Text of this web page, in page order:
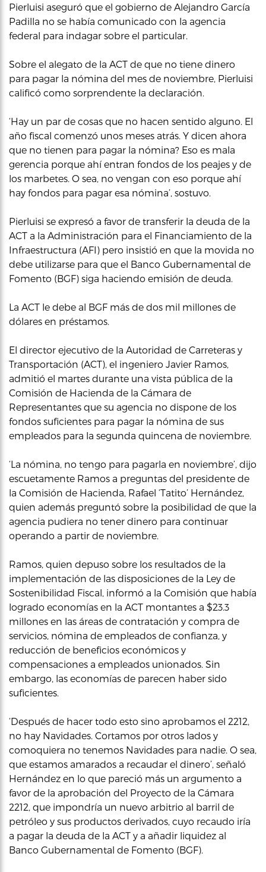
Pierluisi aseguró que el gobierno de Alejandro García
Padilla no se había comunicado con la agencia
federal para indagar sobre el particular.
Sobre el alegato de la ACT de que no tiene dinero
para pagar la nómina del mes de noviembre, Pierluisi
calificó como sorprendente la declaración.
‘Hay un par de cosas que no hacen sentido alguno. El
año fiscal comenzó unos meses atrás. Y dicen ahora
que no tienen para pagar la nómina? Eso es mala
gerencia porque ahí entran fondos de los peajes y de
los marbetes. O sea, no vengan con eso porque ahí
hay fondos para pagar esa nómina’, sostuvo.
Pierluisi se expresó a favor de transferir la deuda de la
ACT a la Administración para el Financiamiento de la
Infraestructura (AFI) pero insistió en que la movida no
debe utilizarse para que el Banco Gubernamental de
Fomento (BGF) siga haciendo emisión de deuda.
La ACT le debe al BGF más de dos mil millones de
dólares en préstamos.
El director ejecutivo de la Autoridad de Carreteras y
Transportación (ACT), el ingeniero Javier Ramos,
admitió el martes durante una vista pública de la
Comisión de Hacienda de la Cámara de
Representantes que su agencia no dispone de los
fondos suficientes para pagar la nómina de sus
empleados para la segunda quincena de noviembre.
‘La nómina, no tengo para pagarla en noviembre’, dijo
escuetamente Ramos a preguntas del presidente de
la Comisión de Hacienda, Rafael ‘Tatito’ Hernández,
quien además preguntó sobre la posibilidad de que la
agencia pudiera no tener dinero para continuar
operando a partir de noviembre.
Ramos, quien depuso sobre los resultados de la
implementación de las disposiciones de la Ley de
Sostenibilidad Fiscal, informó a la Comisión que había
logrado economías en la ACT montantes a $23.3
millones en las áreas de contratación y compra de
servicios, nómina de empleados de confianza, y
reducción de beneficios económicos y
compensaciones a empleados unionados. Sin
embargo, las economías de parecen haber sido
suficientes.
‘Después de hacer todo esto sino aprobamos el 2212,
no hay Navidades. Cortamos por otros lados y
comoquiera no tenemos Navidades para nadie. O sea,
que estamos amarados a recaudar el dinero’, señaló
Hernández en lo que pareció más un argumento a
favor de la aprobación del Proyecto de la Cámara
2212, que impondría un nuevo arbitrio al barril de
petróleo y sus productos derivados, cuyo recaudo iría
a pagar la deuda de la ACT y a añadir liquidez al
Banco Gubernamental de Fomento (BGF).